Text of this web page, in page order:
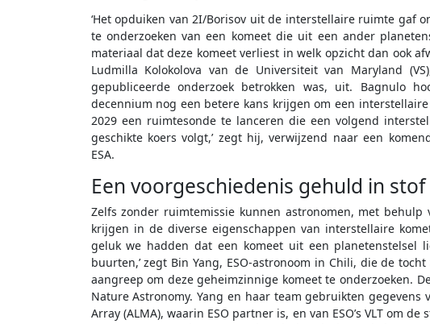
‘Het opduiken van 2I/Borisov uit de interstellaire ruimte gaf
te onderzoeken van een komeet die uit een ander
materiaal dat deze komeet verliest in welk opzicht dan ook
Ludmilla Kolokolova van de Universiteit van Maryland
gepubliceerde onderzoek betrokken was, uit. Bagnulo
decennium nog een betere kans krijgen om een interstellaire
2029 een ruimtesonde te lanceren die een volgend
geschikte koers volgt,’ zegt hij, verwijzend naar een
ESA.
Een voorgeschiedenis gehuld in stof
Zelfs zonder ruimtemissie kunnen astronomen, met
krijgen in de diverse eigenschappen van interstellaire
geluk we hadden dat een komeet uit een planetenstelsel
buurten,’ zegt Bin Yang, ESO-astronoom in Chili, die de
aangreep om deze geheimzinnige komeet te onderzoeken.
Nature Astronomy. Yang en haar team gebruikten
Array (ALMA), waarin ESO partner is, en van ESO’s VLT om